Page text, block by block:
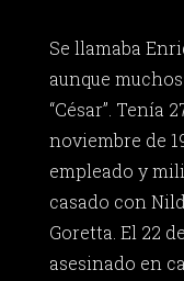
Se llamaba
aunque
“César”. Tenía
noviembre de
empleado y
casado con
Goretta. El 22
asesinado en